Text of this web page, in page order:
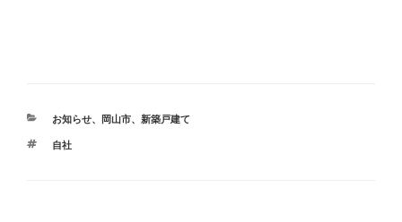
カ
ゴ
お知らせ、 岡山市、 新築戸建て
タ
自社